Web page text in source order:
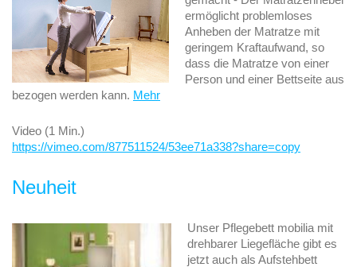
ermöglicht problemloses
Anheben der Matratze mit
geringem Kraftaufwand, so
dass die Matratze von einer
Person und einer Bettseite aus
bezogen werden kann. Mehr
Video (1 Min.)
https://vimeo.com/877511524/53ee71a338?share=copy
Neuheit
Unser Pflegebett mobilia mit
drehbarer Liegefläche gibt es
jetzt auch als Aufstehbett